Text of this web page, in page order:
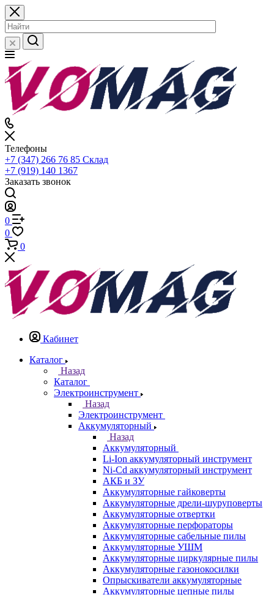
Телефоны
+7 (347) 266 76 85 Склад
+7 (919) 140 1367
Заказать звонок
0
0
0
Кабинет
Каталог
Назад
Каталог
Электроинструмент
Назад
Электроинструмент
Аккумуляторный
Назад
Аккумуляторный
Li-Ion аккумуляторный инструмент
Ni-Cd аккумуляторный инструмент
АКБ и ЗУ
Аккумуляторные гайковерты
Аккумуляторные дрели-шуруповерты
Аккумуляторные отвертки
Аккумуляторные перфораторы
Аккумуляторные сабельные пилы
Аккумуляторные УШМ
Аккумуляторные циркулярные пилы
Аккумуляторные газонокосилки
Опрыскиватели аккумуляторные
Аккумуляторные цепные пилы